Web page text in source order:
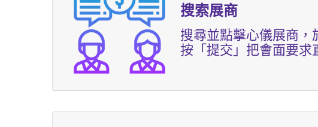
搜索展商
搜尋並點擊心儀展商，
按「提交」把會面要求